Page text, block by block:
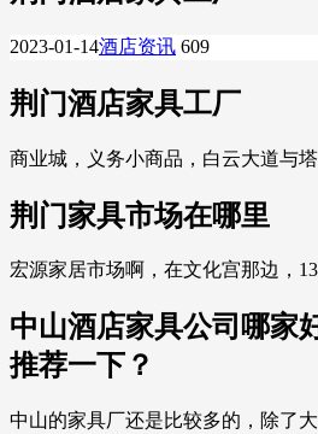
2023-01-14酒店资讯 609
荆门酒店家具工厂
商业城，义务小商品，白云大道与
荆门家具市场在哪里
宏源家居市场啊，在文化宫那边，
中山酒店家具公司哪家
推荐一下？
中山的家具厂还是比较多的，除了